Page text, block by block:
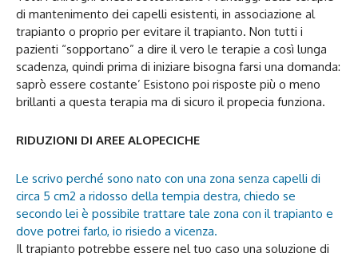
di mantenimento dei capelli esistenti, in associazione al
trapianto o proprio per evitare il trapianto. Non tutti i
pazienti “sopportano” a dire il vero le terapie a così lunga
scadenza, quindi prima di iniziare bisogna farsi una domanda:
saprò essere costante’ Esistono poi risposte più o meno
brillanti a questa terapia ma di sicuro il propecia funziona.
RIDUZIONI DI AREE ALOPECICHE
Le scrivo perché sono nato con una zona senza capelli di
circa 5 cm2 a ridosso della tempia destra, chiedo se
secondo lei è possibile trattare tale zona con il trapianto e
dove potrei farlo, io risiedo a vicenza.
Il trapianto potrebbe essere nel tuo caso una soluzione di